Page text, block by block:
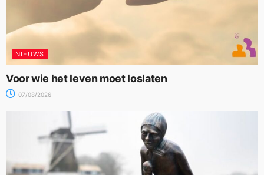
NIEUWS
Voor wie het leven moet loslaten
07/08/2026